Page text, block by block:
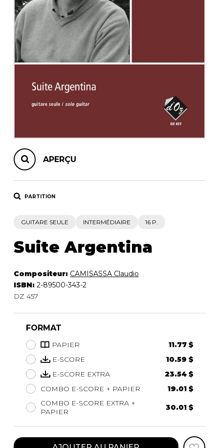
AUTRES PRODUITS
APERÇU
PARTITION
GUITARE SEULE INTERMÉDIAIRE 16 P.
Suite Argentina
Compositeur: CAMISASSA Claudio
ISBN: 2-89500-343-2
DZ 457
FORMAT
PAPIER
11.77 $
E-SCORE
10.59 $
E-SCORE EXTRA
23.54 $
COMBO E-SCORE + PAPIER
19.01 $
COMBO E-SCORE EXTRA +
PAPIER
30.01 $